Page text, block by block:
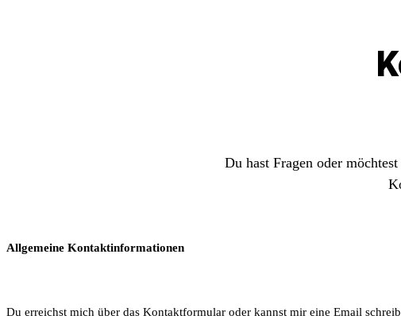
Du hast Fragen oder
Allgemeine Kontaktinformationen
Du erreichst mich über das Kontaktformular oder kannst mir eine Email